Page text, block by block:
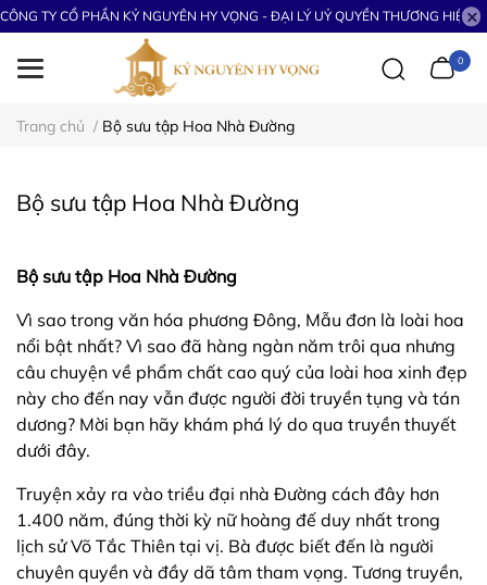
CÔNG TY CỔ PHẦN KỶ NGUYÊN HY VỌNG - ĐẠI LÝ UỶ QUYỀN THƯƠNG HIỆU
0
Trang chủ / Bộ sưu tập Hoa Nhà Đường
Bộ sưu tập Hoa Nhà Đường
Bộ sưu tập Hoa Nhà Đường
Vì sao trong văn hóa phương Đông, Mẫu đơn là loài hoa
nổi bật nhất? Vì sao đã hàng ngàn năm trôi qua nhưng
câu chuyện về phẩm chất cao quý của loài hoa xinh đẹp
này cho đến nay vẫn được người đời truyền tụng và tán
dương? Mời bạn hãy khám phá lý do qua truyền thuyết
dưới đây.
Truyện xảy ra vào triều đại nhà Đường cách đây hơn
1.400 năm, đúng thời kỳ nữ hoàng đế duy nhất trong
lịch sử Võ Tắc Thiên tại vị. Bà được biết đến là người
chuyên quyền và đầy dã tâm tham vọng. Tương truyền,